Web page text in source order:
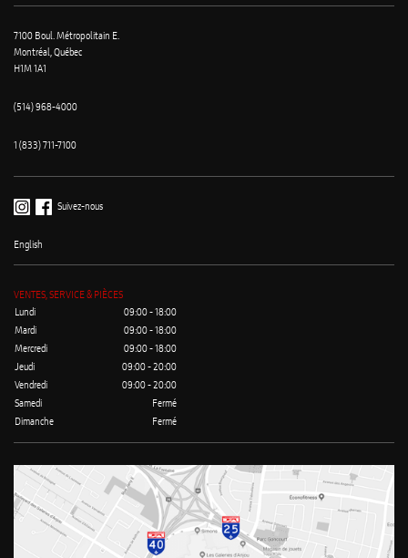
7100 Boul. Métropolitain E.
Montréal, Québec
H1M 1A1
(514) 968-4000
1 (833) 711-7100
Suivez-nous
English
VENTES, SERVICE & PIÈCES
Lundi
09:00 - 18:00
Mardi
09:00 - 18:00
Mercredi
09:00 - 18:00
Jeudi
09:00 - 20:00
Vendredi
09:00 - 20:00
Samedi
Fermé
Dimanche
Fermé